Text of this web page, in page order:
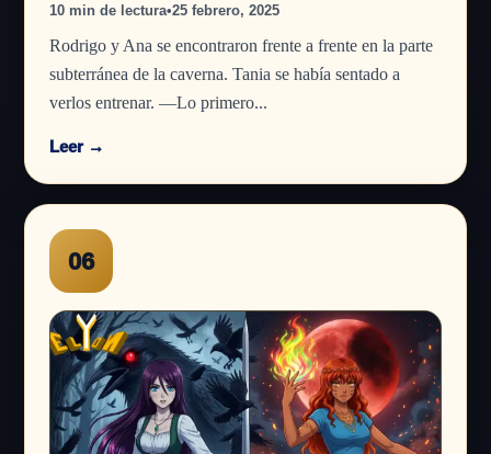
10 min de lectura•25 febrero, 2025
Rodrigo y Ana se encontraron frente a frente en la parte
subterránea de la caverna. Tania se había sentado a
verlos entrenar. —Lo primero...
Leer →
06